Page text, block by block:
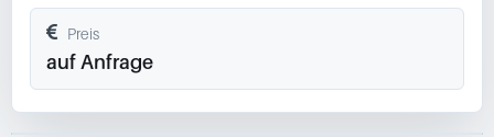
Preis
auf Anfrage